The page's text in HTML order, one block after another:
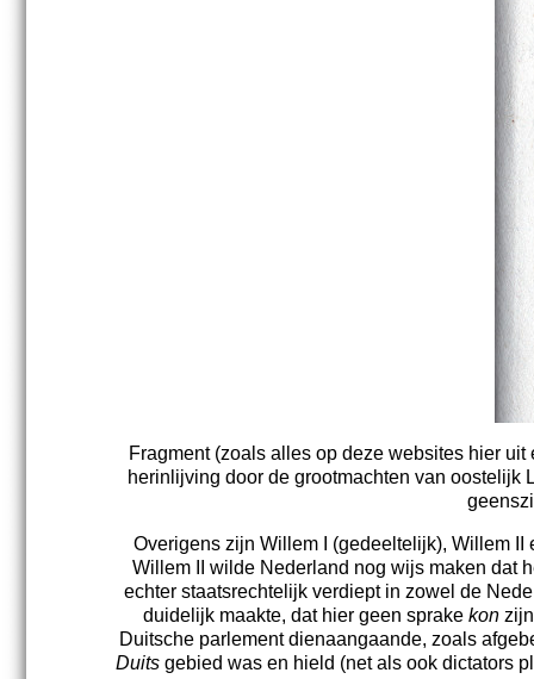
Fragment (zoals alles op deze websites hier
herinlijving door de grootmachten van
Overigens zijn Willem I (gedeeltelijk), Willem
Willem II wilde Nederland nog wijs maken dat
echter staatsrechtelijk verdiept in zowel de
duidelijk maakte, dat hier geen sprake kon
Duitsche parlement dienaangaande, zoals
Duits gebied was en hield (net als ook dictators